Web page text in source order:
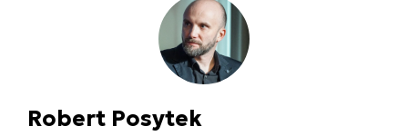
Robert Posytek